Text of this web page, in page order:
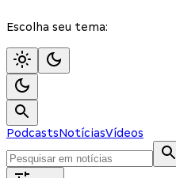
Escolha seu tema:
PodcastsNotíciasVídeos